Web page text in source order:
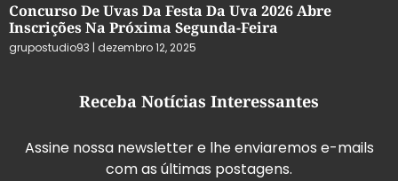
Concurso De Uvas Da Festa Da Uva 2026 Abre
Inscrições Na Próxima Segunda-Feira
grupostudio93 dezembro 12, 2025
Receba Notícias Interessantes
Assine nossa newsletter e lhe enviaremos e-mails
com as últimas postagens.